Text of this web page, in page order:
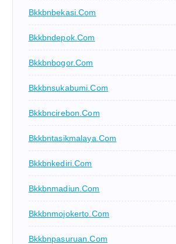
Bkkbnbekasi.com
Bkkbndepok.com
Bkkbnbogor.com
Bkkbnsukabumi.com
Bkkbncirebon.com
Bkkbntasikmalaya.com
Bkkbnkediri.com
Bkkbnmadiun.com
Bkkbnmojokerto.com
Bkkbnpasuruan.com